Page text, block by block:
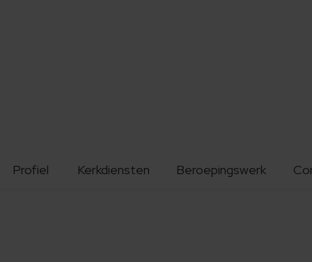
Profiel Kerkdiensten Beroepingswerk